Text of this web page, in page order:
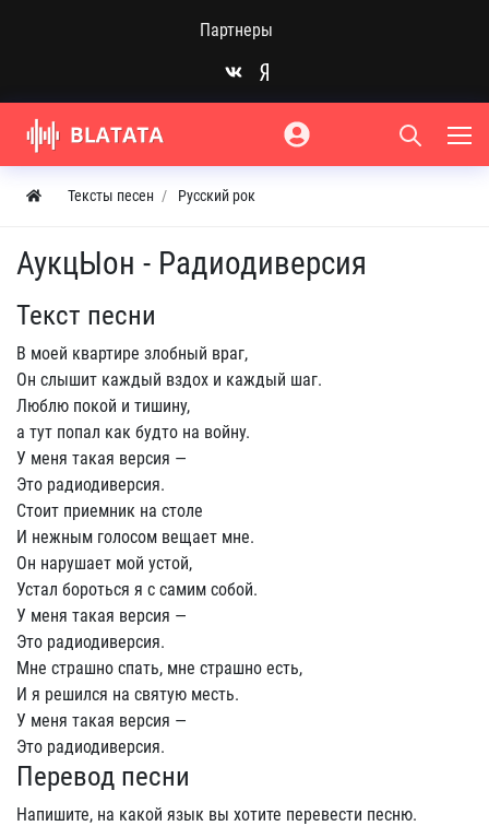
Партнеры
Тексты песен Русский рок
АукцЫон - Радиодиверсия
Текст песни
В моей квартире злобный враг,
Он слышит каждый вздох и каждый шаг.
Люблю покой и тишину,
а тут попал как будто на войну.
У меня такая версия —
Это радиодиверсия.
Стоит приемник на столе
И нежным голосом вещает мне.
Он нарушает мой устой,
Устал бороться я с самим собой.
У меня такая версия —
Это радиодиверсия.
Мне страшно спать, мне страшно есть,
И я решился на святую месть.
У меня такая версия —
Это радиодиверсия.
Перевод песни
Напишите, на какой язык вы хотите перевести песню.